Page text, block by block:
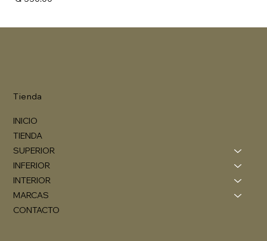
Tienda
INICIO
TIENDA
SUPERIOR
INFERIOR
INTERIOR
MARCAS
CONTACTO